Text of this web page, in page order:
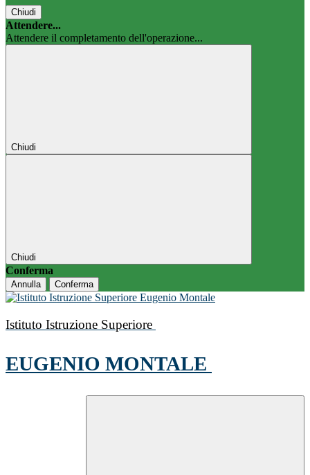
Chiudi
Attendere...
Attendere il completamento dell'operazione...
Chiudi
Chiudi
Conferma
Annulla Conferma
Istituto Istruzione Superiore
EUGENIO MONTALE